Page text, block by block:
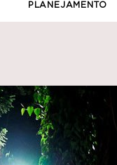
PLANEJAMENTO